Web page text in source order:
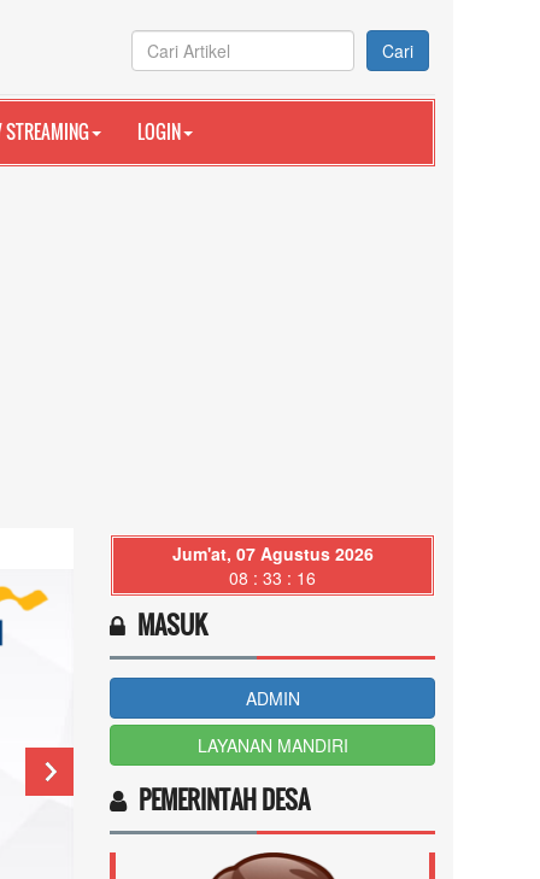
Cari
STREAMING LOGIN
Jum'at, 07 Agustus 2026
08 : 33 : 18
MASUK
ADMIN
LAYANAN MANDIRI
PEMERINTAH DESA